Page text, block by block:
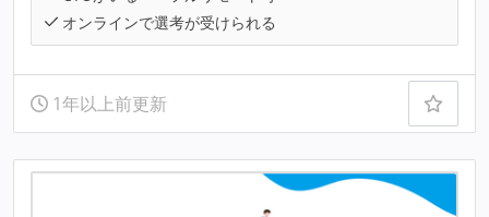
オンラインで選考が受けられる
1年以上前更新